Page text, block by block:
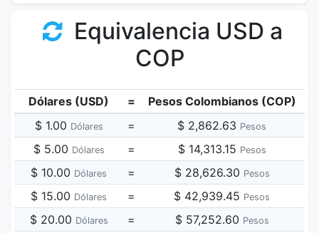
Equivalencia USD a
COP
Dólares (USD) =
Pesos Colombianos (COP)
$ 1.00 Dólares = $ 2,862.63 Pesos
$ 5.00 Dólares = $ 14,313.15 Pesos
$ 10.00 Dólares = $ 28,626.30 Pesos
$ 15.00 Dólares = $ 42,939.45 Pesos
$ 20.00 Dólares = $ 57,252.60 Pesos